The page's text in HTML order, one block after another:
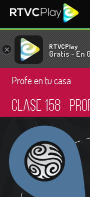
× RTVCPlay
Gratis - En
Profe en tu casa
Clase 158 -